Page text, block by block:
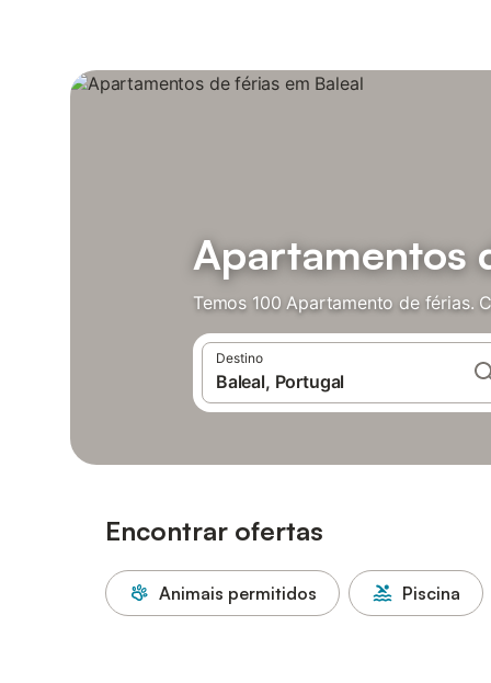
Apartamentos
Temos 100 Apartamento de férias.
Destino
Encontrar ofertas
Animais permitidos Piscina